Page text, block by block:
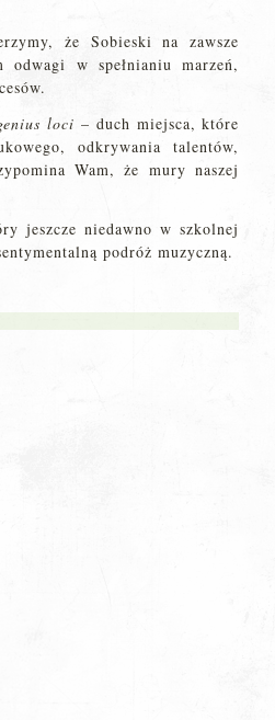
że Sobieski na zawsze
odwagi w spełnianiu marzeń,
loci – duch miejsca, które
odkrywania talentów,
Wam, że mury naszej
jeszcze niedawno w szkolnej
podróż muzyczną.